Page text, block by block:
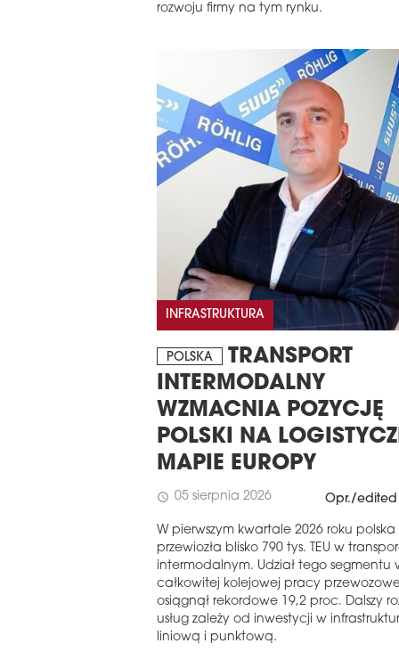
rozwoju firmy na tym rynku.
INFRASTRUKTURA
POLSKA
TRANSPORT
INTERMODALNY
WZMACNIA POZYCJĘ
POLSKI NA
MAPIE EUROPY
schedule 05 sierpnia 2026 Opr./edited
W pierwszym kwartale 2026 roku polska
przewiozła blisko 790 tys. TEU w
intermodalnym. Udział tego segmentu
całkowitej kolejowej pracy
osiągnął rekordowe 19,2 proc. Dalszy
usług zależy od inwestycji w
liniową i punktową.